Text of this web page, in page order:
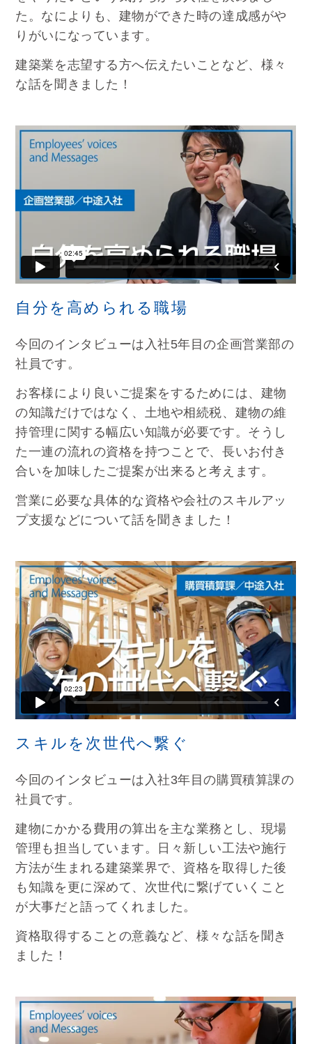
た。なによりも、建物ができた時の達成感がや
りがいになっています。
建築業を志望する方へ伝えたいことなど、様々
な話を聞きました！
自分を高められる職場
今回のインタビューは入社5年目の企画営業部の
社員です。
お客様により良いご提案をするためには、建物
の知識だけではなく、土地や相続税、建物の維
持管理に関する幅広い知識が必要です。そうし
た一連の流れの資格を持つことで、長いお付き
合いを加味したご提案が出来ると考えます。
営業に必要な具体的な資格や会社のスキルアッ
プ支援などについて話を聞きました！
スキルを次世代へ繋ぐ
今回のインタビューは入社3年目の購買積算課の
社員です。
建物にかかる費用の算出を主な業務とし、現場
管理も担当しています。日々新しい工法や施行
方法が生まれる建築業界で、資格を取得した後
も知識を更に深めて、次世代に繋げていくこと
が大事だと語ってくれました。
資格取得することの意義など、様々な話を聞き
ました！